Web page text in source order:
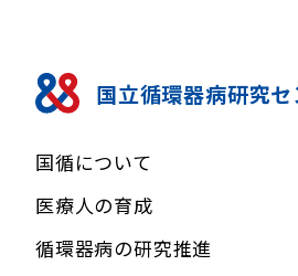
国立循環器病研究
国循について
医療人の育成
循環器病の研究推進